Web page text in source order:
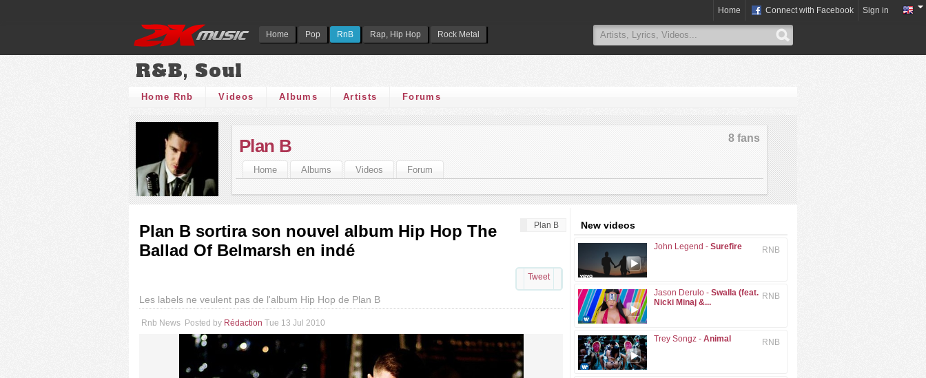
Home Pop RnB Rap, Hip Hop Rock Metal
Home Connect with Facebook Sign in
R&B, Soul
Home Rnb Videos Albums Artists Forums
8 fans
Plan B
Home Albums Videos Forum
Plan B
Plan B sortira son nouvel album Hip Hop The
Ballad Of Belmarsh en indé
Tweet
Les labels ne veulent pas de l'album Hip Hop de Plan B
Rnb News Posted by Rédaction Tue 13 Jul 2010
New videos
RNB
John Legend - Surefire
RNB
Jason Derulo - Swalla (feat.
Nicki Minaj &...
RNB
Trey Songz - Animal